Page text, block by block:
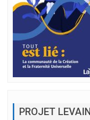
PROJET LEVAIN